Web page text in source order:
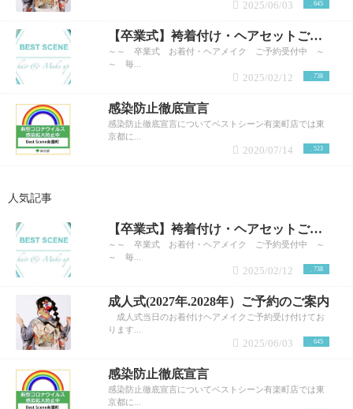
645
2025/06/03
【卒業式】袴着付け・ヘアセットご予約受付中※早朝対応可
～～ 卒業式 お着付・ヘアメイク ご予約受付中 ～
～ 毎...
738
2025/02/12
感染防止徹底宣言
感染防止徹底宣言についてベストシーン有楽町店では東
京都に...
523
2020/07/14
人気記事
【卒業式】袴着付け・ヘアセットご予約受付中※早朝対応可
～～ 卒業式 お着付・ヘアメイク ご予約受付中 ～
～ 毎...
738
2025/02/12
成人式(2027年.2028年）ご予約のご案内
成人式当日のお着付けヘアメイクご予約受け付けてお
ります...
645
2025/06/03
感染防止徹底宣言
感染防止徹底宣言についてベストシーン有楽町店では東
京都に...